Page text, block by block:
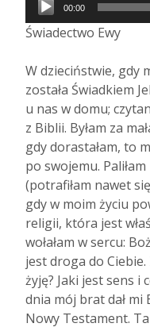
plików
dźwiękowych
00:00
Świadectwo Ewy
W dzieciństwie, gdy
została Świadkiem
u nas w domu;
z Biblii. Byłam za
gdy dorastałam, to
po swojemu.
(potrafiłam nawet
gdy w moim życiu
religii, która jest
wołałam w sercu:
jest droga do Ciebie.
żyję? Jaki jest sens i
dnia mój brat dał mi
Nowy Testament.